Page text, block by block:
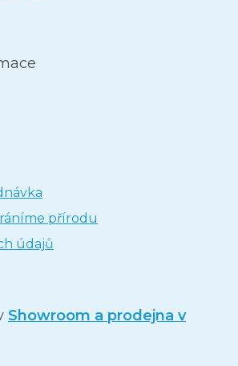
přírodu
údajů
Showroom a prodejna v